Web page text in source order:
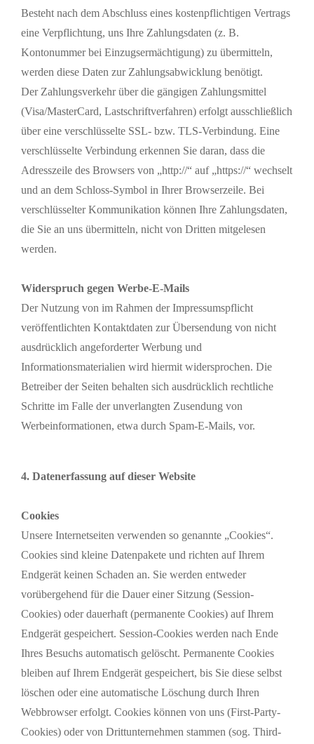
Besteht nach dem Abschluss eines kostenpflichtigen Vertrags
eine Verpflichtung, uns Ihre Zahlungsdaten (z. B.
Kontonummer bei Einzugsermächtigung) zu übermitteln,
werden diese Daten zur Zahlungsabwicklung benötigt.
Der Zahlungsverkehr über die gängigen Zahlungsmittel
(Visa/MasterCard, Lastschriftverfahren) erfolgt ausschließlich
über eine verschlüsselte SSL- bzw. TLS-Verbindung. Eine
verschlüsselte Verbindung erkennen Sie daran, dass die
Adresszeile des Browsers von „http://“ auf „https://“ wechselt
und an dem Schloss-Symbol in Ihrer Browserzeile. Bei
verschlüsselter Kommunikation können Ihre Zahlungsdaten,
die Sie an uns übermitteln, nicht von Dritten mitgelesen
werden.
Widerspruch gegen Werbe-E-Mails
Der Nutzung von im Rahmen der Impressumspflicht
veröffentlichten Kontaktdaten zur Übersendung von nicht
ausdrücklich angeforderter Werbung und
Informationsmaterialien wird hiermit widersprochen. Die
Betreiber der Seiten behalten sich ausdrücklich rechtliche
Schritte im Falle der unverlangten Zusendung von
Werbeinformationen, etwa durch Spam-E-Mails, vor.
4. Datenerfassung auf dieser Website
Cookies
Unsere Internetseiten verwenden so genannte „Cookies“.
Cookies sind kleine Datenpakete und richten auf Ihrem
Endgerät keinen Schaden an. Sie werden entweder
vorübergehend für die Dauer einer Sitzung (Session-
Cookies) oder dauerhaft (permanente Cookies) auf Ihrem
Endgerät gespeichert. Session-Cookies werden nach Ende
Ihres Besuchs automatisch gelöscht. Permanente Cookies
bleiben auf Ihrem Endgerät gespeichert, bis Sie diese selbst
löschen oder eine automatische Löschung durch Ihren
Webbrowser erfolgt. Cookies können von uns (First-Party-
Cookies) oder von Drittunternehmen stammen (sog. Third-